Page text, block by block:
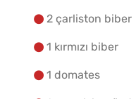
2 çarliston biber
1 kırmızı biber
1 domates